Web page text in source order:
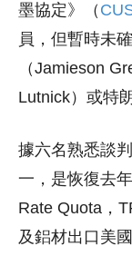
墨協定》（
員，但暫時未
（Jamieson
Lutnick）或特
據六名熟悉談
一，是恢復去
Rate Quota，
及鋁材出口美